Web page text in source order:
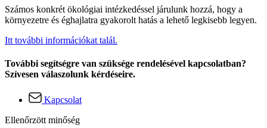
Számos konkrét ökológiai intézkedéssel járulunk hozzá, hogy a
környezetre és éghajlatra gyakorolt hatás a lehető legkisebb legyen.
Itt további információkat talál.
További segítségre van szüksége rendelésével kapcsolatban?
Szívesen válaszolunk kérdéseire.
Kapcsolat
Ellenőrzött minőség